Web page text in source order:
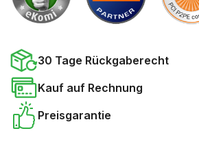
30 Tage Rückgaberecht
Kauf auf Rechnung
Preisgarantie